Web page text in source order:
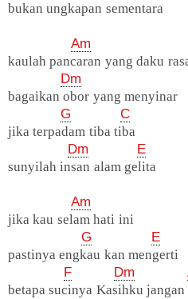
bukan ungkapan sementara
Am
kaulah pancaran yang daku
Dm
bagaikan obor yang menyinar
G
C
jika terpadam tiba tiba
Dm
E
sunyilah insan alam gelita
Am
jika kau selam hati ini
G
E
pastinya engkau kan mengerti
F
Dm
betapa sucinya Kasihku